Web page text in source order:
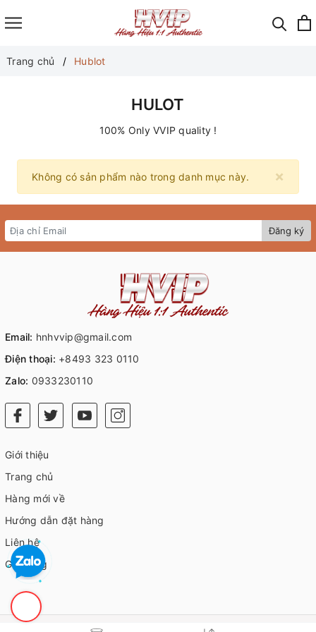
Trang chủ Hublot
HULOT
100% Only VVIP quality !
×
Không có sản phẩm nào trong danh mục này.
Đăng ký
Email: hnhvvip@gmail.com
Điện thoại: +8493 323 0110
Zalo: 0933230110
Giới thiệu
Trang chủ
Hàng mới về
Hướng dẫn đặt hàng
Liên hệ
Giỏ hàng
© Bản quyền thuộc về HVIP